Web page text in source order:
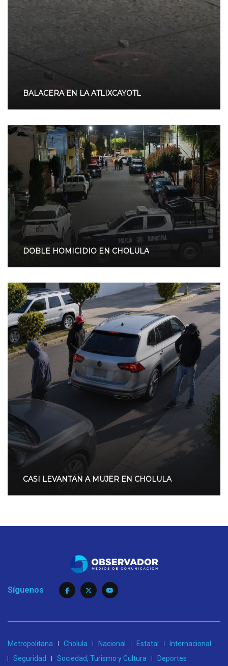
BALACERA EN LA ATLIXCAYOTL
DOBLE HOMICIDIO EN CHOLULA
CASI LEVANTAN A MUJER EN CHOLULA
Síguenos
Metropolitana Cholula Nacional Estatal
Internacional
Seguridad
Sociedad, Turismo y Cultura Deportes